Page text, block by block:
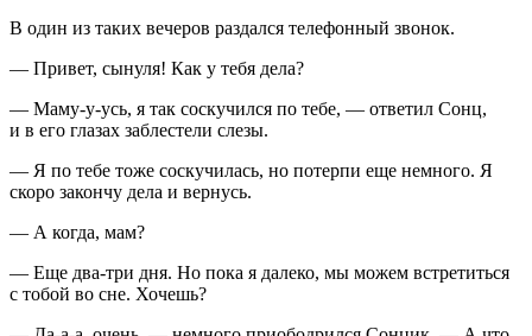
В один из таких вечеров раздался телефонный звонок.
— Привет, сынуля! Как у тебя дела?
— Маму-у-усь, я так соскучился по тебе, — ответил Сонц,
и в его глазах заблестели слезы.
— Я по тебе тоже соскучилась, но потерпи еще немного. Я
скоро закончу дела и вернусь.
— А когда, мам?
— Еще два-три дня. Но пока я далеко, мы можем встретиться
с тобой во сне. Хочешь?